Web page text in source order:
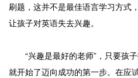
刷题，这并不是最佳语言学习方式
让孩子对英语失去兴趣。
“兴趣是最好的老师”，只要孩
就开始了迈向成功的第一步。在应